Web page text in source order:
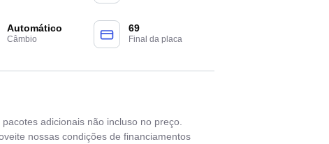
Automático
Câmbio
69
Final da placa
adicionais não incluso no preço.
nossas condições de financiamentos